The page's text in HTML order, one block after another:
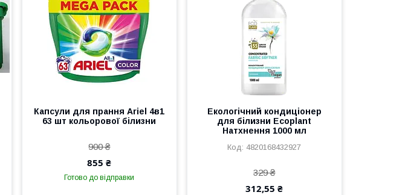
Капсули для прання Ariel 4в1
63 шт кольорової білизни
900 ₴
855 ₴
Готово до відправки
Екологічний кондиціонер
для білизни Ecoplant
Натхнення 1000 мл
4820168432927
329 ₴
312,55 ₴